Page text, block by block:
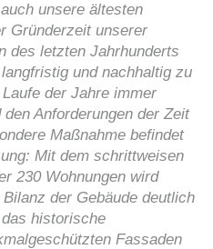
unsere ältesten
Gründerzeit unserer
des letzten Jahrhunderts
und nachhaltig zu
der Jahre immer
Anforderungen der Zeit
Maßnahme befindet
Mit dem schrittweisen
230 Wohnungen wird
der Gebäude deutlich
historische
Fassaden